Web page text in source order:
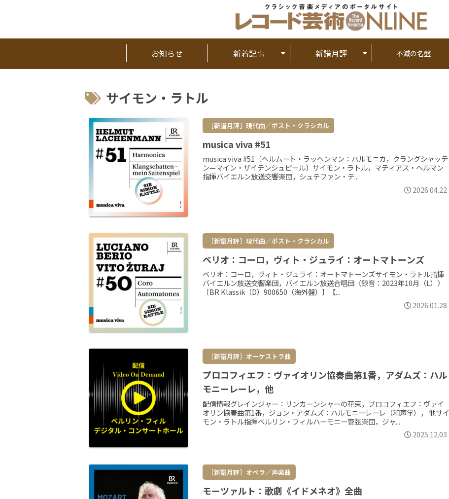
お知らせ 新着記事 新譜月評 不滅の名盤
サイモン・ラトル
［新譜月評］現代曲／ポスト・クラシカル
musica viva #51
musica viva #51〔ヘルムート・ラッヘンマン：ハルモニカ，クラングシャッテ
ン—マイン・ザイテンシュピール〕サイモン・ラトル，マティアス・ヘルマン
指揮バイエルン放送交響楽団，シュテファン・テ...
2026.04.22
［新譜月評］現代曲／ポスト・クラシカル
ベリオ：コーロ，ヴィト・ジュライ：オートマトーンズ
ベリオ：コーロ，ヴィト・ジュライ：オートマトーンズサイモン・ラトル指揮
バイエルン放送交響楽団，バイエルン放送合唱団〈録音：2023年10月（L）〉
［BR Klassik（D）900650（海外盤）］【...
2026.01.28
［新譜月評］オーケストラ曲
プロコフィエフ：ヴァイオリン協奏曲第1番，アダムズ：ハル
モニーレーレ，他
配信情報グレインジャー：リンカーンシャーの花束，プロコフィエフ：ヴァイ
オリン協奏曲第1番，ジョン・アダムズ：ハルモニーレーレ（和声学）， 他サイ
モン・ラトル指揮ベルリン・フィルハーモニー管弦楽団，ジャ...
2025.12.03
［新譜月評］オペラ／声楽曲
モーツァルト：歌劇《イドメネオ》全曲